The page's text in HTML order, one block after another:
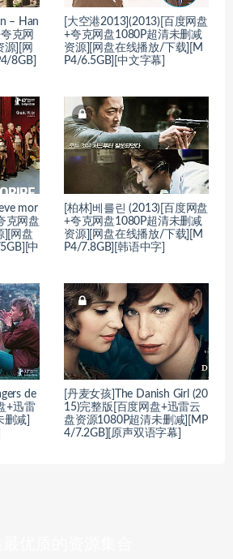
– Han
克网
源][网
8GB]
[大空港2013](2013)[百度网盘
+夸克网盘1080P超清未删减
资源][网盘在线播放/下载][M
P4/6.5GB][中文字幕]
mor
克网盘
][网盘
中
[柏林]베를린 (2013)[百度网盘
+夸克网盘1080P超清未删减
资源][网盘在线播放/下载][M
P4/7.8GB][韩语中字]
de
+迅雷
减]
[丹麦女孩]The Danish Girl (20
15)完整版[百度网盘+迅雷云
盘资源1080P超清未删减][MP
4/7.2GB][原声双语字幕]